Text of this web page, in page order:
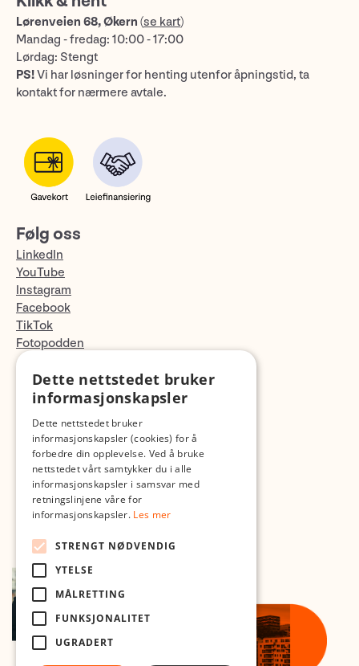
Lørenveien 68, Økern (se kart)
Mandag - fredag: 10:00 - 17:00
Lørdag: Stengt
PS!Vi har løsninger for henting utenfor åpningstid, ta
kontakt for nærmere avtale.
Følg oss
LinkedIn
YouTube
Instagram
Facebook
TikTok
Fotopodden
Med forbehold om skrive- og lagerfeil
Dette nettstedet bruker
informasjonskapsler
Dette nettstedet bruker
informasjonskapsler (cookies) for å
forbedre din opplevelse. Ved å bruke
nettstedet vårt samtykker du i alle
informasjonskapsler i samsvar med
retningslinjene våre for
informasjonskapsler. Les mer
STRENGT NØDVENDIG
YTELSE
MÅLRETTING
FUNKSJONALITET
UGRADERT